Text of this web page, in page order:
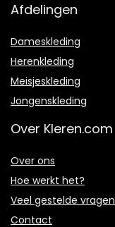
Afdelingen
Dameskleding
Herenkleding
Meisjeskleding
Jongenskleding
Over Kleren.com
Over ons
Hoe werkt het?
Veel gestelde vragen
Contact